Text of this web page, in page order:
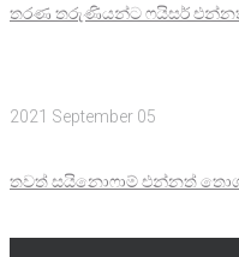
තරණ තරුණියන්ට ෆයිසර් එන්නත
2021 September 05
තවත් සයිනොෆාම් එන්නත්